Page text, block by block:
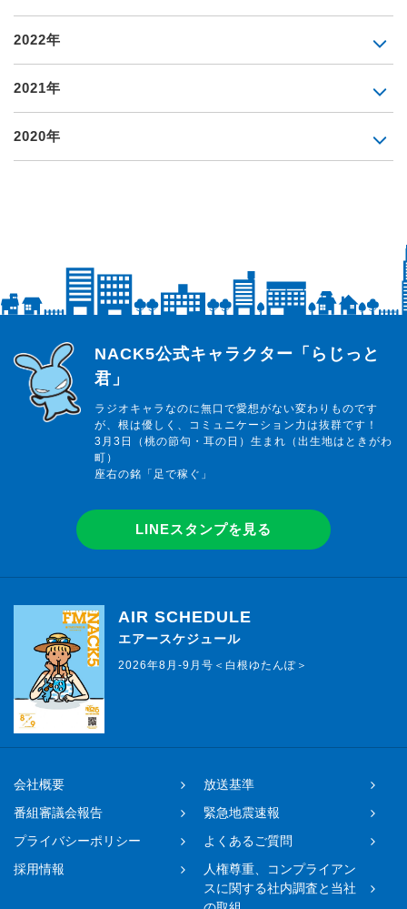
2022年
2021年
2020年
らじっと君
NACK5公式キャラクター「らじっと
君」
ラジオキャラなのに無口で愛想がない変わりものです
が、根は優しく、コミュニケーション力は抜群です！
3月3日（桃の節句・耳の日）生まれ（出生地はときがわ
町）
座右の銘「足で稼ぐ」
LINEスタンプを見る
AIR SCHEDULE
エアースケジュール
2026年8月-9月号＜白根ゆたんぽ＞
会社概要
放送基準
番組審議会報告
緊急地震速報
プライバシーポリシー
よくあるご質問
採用情報
人権尊重、コンプライアン
スに関する社内調査と当社